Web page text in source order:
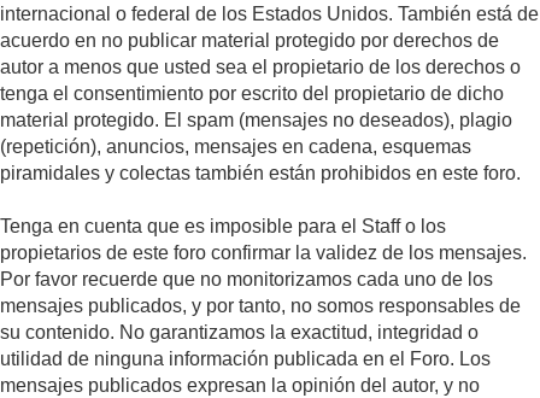
internacional o federal de los Estados Unidos. También está de
acuerdo en no publicar material protegido por derechos de
autor a menos que usted sea el propietario de los derechos o
tenga el consentimiento por escrito del propietario de dicho
material protegido. El spam (mensajes no deseados), plagio
(repetición), anuncios, mensajes en cadena, esquemas
piramidales y colectas también están prohibidos en este foro.
Tenga en cuenta que es imposible para el Staff o los
propietarios de este foro confirmar la validez de los mensajes.
Por favor recuerde que no monitorizamos cada uno de los
mensajes publicados, y por tanto, no somos responsables de
su contenido. No garantizamos la exactitud, integridad o
utilidad de ninguna información publicada en el Foro. Los
mensajes publicados expresan la opinión del autor, y no